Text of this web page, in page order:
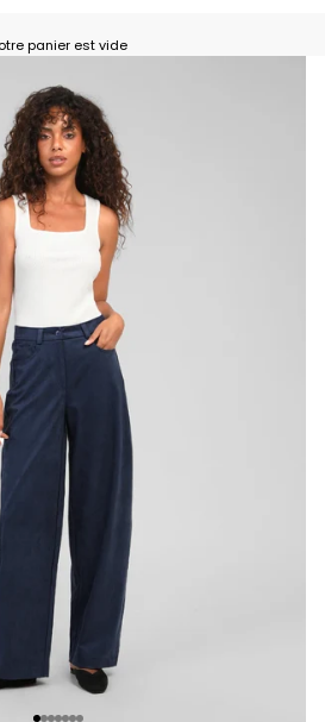
panier est vide